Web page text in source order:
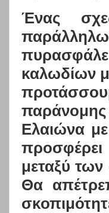
Ένας
καλωδίων
Ελαιώνα
μεταξύ των
Θα